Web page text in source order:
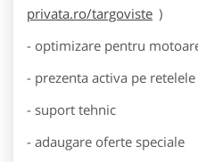
privata.ro/targoviste )
- optimizare pentru
- prezenta activa pe
- suport tehnic
- adaugare oferte speciale